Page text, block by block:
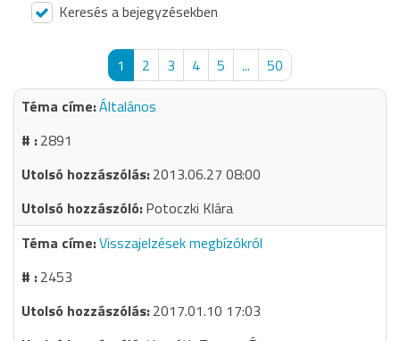
Keresés a bejegyzésekben
1 2 3 4 5 ...
50
Általános
2891
2013.06.27 08:00
Potoczki Klára
Visszajelzések megbízókról
2453
2017.01.10 17:03